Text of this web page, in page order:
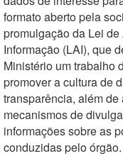
formato aberto pela
promulgação da Lei
Informação (LAI), que
Ministério um trabalho
promover a cultura de
transparência, além
mecanismos de
informações sobre as
conduzidas pelo órgão.